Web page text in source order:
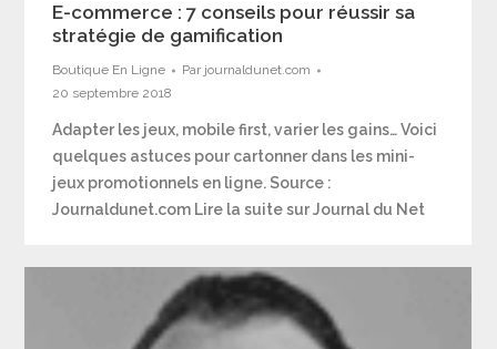
E-commerce : 7 conseils pour réussir sa
stratégie de gamification
Boutique En Ligne Par journaldunet.com
20 septembre 2018
Adapter les jeux, mobile first, varier les gains… Voici
quelques astuces pour cartonner dans les mini-
jeux promotionnels en ligne. Source :
Journaldunet.com Lire la suite sur Journal du Net